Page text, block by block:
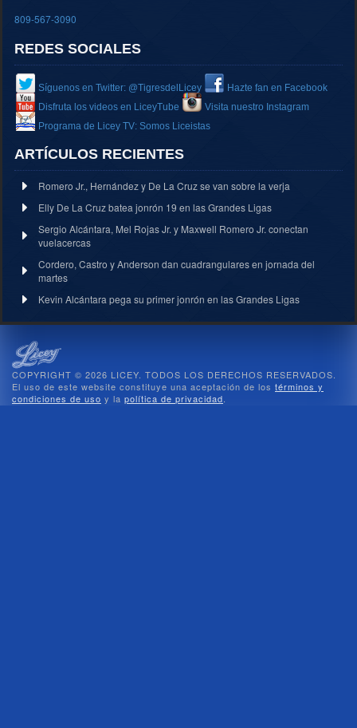
809-567-3090
REDES SOCIALES
Síguenos en Twitter: @TigresdelLicey
Hazte fan en Facebook
Disfruta los videos en LiceyTube
Visita nuestro Instagram
Programa de Licey TV: Somos Liceistas
ARTÍCULOS RECIENTES
Romero Jr., Hernández y De La Cruz se van sobre la verja
Elly De La Cruz batea jonrón 19 en las Grandes Ligas
Sergio Alcántara, Mel Rojas Jr. y Maxwell Romero Jr. conectan
vuelacercas
Cordero, Castro y Anderson dan cuadrangulares en jornada del
martes
Kevin Alcántara pega su primer jonrón en las Grandes Ligas
COPYRIGHT © 2026 LICEY. TODOS LOS DERECHOS RESERVADOS.
El uso de este website constituye una aceptación de los términos y
condiciones de uso y la política de privacidad